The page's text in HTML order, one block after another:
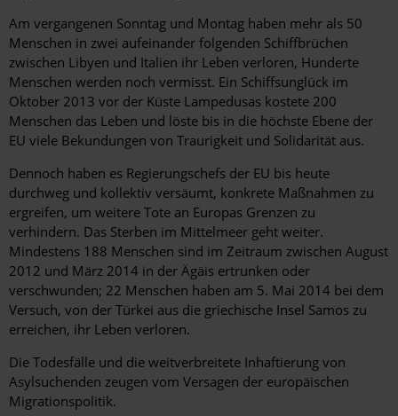
Am vergangenen Sonntag und Montag haben mehr als 50
Menschen in zwei aufeinander folgenden Schiffbrüchen
zwischen Libyen und Italien ihr Leben verloren, Hunderte
Menschen werden noch vermisst. Ein Schiffsunglück im
Oktober 2013 vor der Küste Lampedusas kostete 200
Menschen das Leben und löste bis in die höchste Ebene der
EU viele Bekundungen von Traurigkeit und Solidarität aus.
Dennoch haben es Regierungschefs der EU bis heute
durchweg und kollektiv versäumt, konkrete Maßnahmen zu
ergreifen, um weitere Tote an Europas Grenzen zu
verhindern. Das Sterben im Mittelmeer geht weiter.
Mindestens 188 Menschen sind im Zeitraum zwischen August
2012 und März 2014 in der Ägäis ertrunken oder
verschwunden; 22 Menschen haben am 5. Mai 2014 bei dem
Versuch, von der Türkei aus die griechische Insel Samos zu
erreichen, ihr Leben verloren.
Die Todesfälle und die weitverbreitete Inhaftierung von
Asylsuchenden zeugen vom Versagen der europäischen
Migrationspolitik.